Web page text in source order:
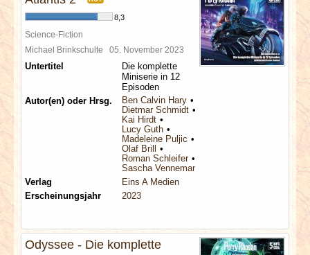
8,3
Science-Fiction
Michael Brinkschulte 05. November 2023
Untertitel
Die komplette
Miniserie in 12
Episoden
Autor(en) oder Hrsg.
Ben Calvin Hary
Dietmar Schmidt
Kai Hirdt
Lucy Guth
Madeleine Puljic
Olaf Brill
Roman Schleifer
Sascha Vennemann
Verlag
Eins A Medien
Erscheinungsjahr
2023
Odyssee - Die komplette